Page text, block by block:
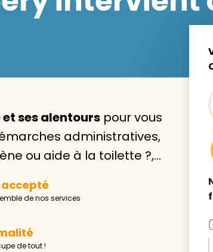
VIVASERVICES,
à domicile qui
!
de votre logement, la garde de
d’un parent, nos
un devis gratuit
Trouver mon
ses alentours pour vous
administratives,
ou aide à la toilette ?,…
accepté
de nos services
de tout !